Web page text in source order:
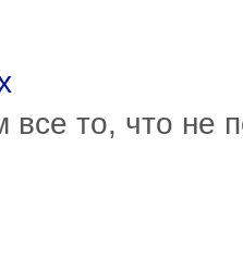
все то, что не